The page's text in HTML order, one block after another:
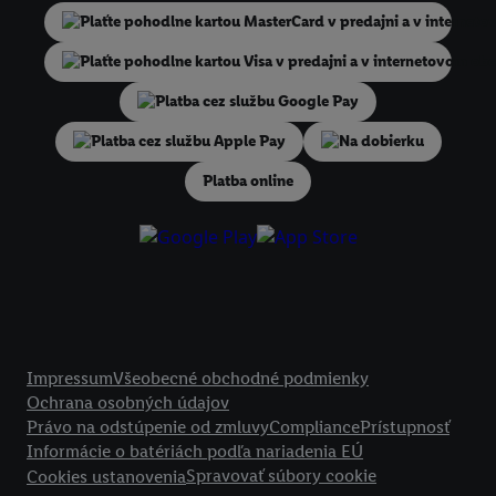
Na dobierku
Platba online
ImpressumVšeobecné obchodné podmienky
Ochrana osobných údajov
Právo na odstúpenie od zmluvyCompliancePrístupnosť
Informácie o batériách podľa nariadenia EÚ
Cookies ustanoveniaSpravovať súbory cookie
niekoľko koncových zariadení alebo používanie viacerých služieb
Lidl, pomocou vašej hashovanej e-mailovej adresy a prípadne ďalších
identifikátorov/identifikátorov, ktoré má spoločnosť Criteo SA k
Prispôsobiť" môžete povoliť jednotlivé účely a nájsť ďalšie
podmienkach spracúvania osobných údajov.
Kliknutím na možnosť "Odmietnuť" môžete povoliť iba používanie
technológií. Kliknutím na "Súhlasím " vyjadríte súhlas so spracúvaním
vyššie uvedené účely. Ďalšie informácie vrátane informácií o dobe
údajov a Vašom práve kedykoľvek odvolať súhlas s účinnosťou do
nájdete v našichzásadách ochrany osobných údajov